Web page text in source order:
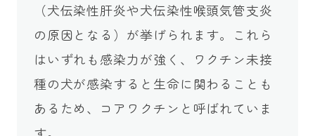
（犬伝染性肝炎や犬伝染性喉頭気管支炎
の原因となる）が挙げられます。これら
はいずれも感染力が強く、ワクチン未接
種の犬が感染すると生命に関わることも
あるため、コアワクチンと呼ばれていま